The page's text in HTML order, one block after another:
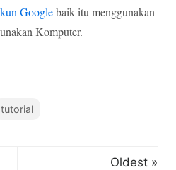
Googlebaik itu menggunakan
Komputer.
tutorial
Oldest »